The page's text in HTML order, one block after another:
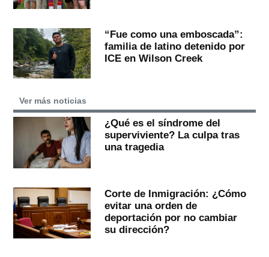
“Fue como una emboscada”:
familia de latino detenido por
ICE en Wilson Creek
Ver más noticias
¿Qué es el síndrome del
superviviente? La culpa tras
una tragedia
Corte de Inmigración: ¿Cómo
evitar una orden de
deportación por no cambiar
su dirección?